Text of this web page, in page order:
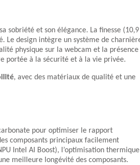
sobriété et son élégance. La finesse (10,9
design intègre un système de
physique sur la webcam et la présence
portée à la sécurité et à la vie privée.
, avec des matériaux de qualité et une
pour optimiser le rapport
composants principaux facilement
Intel AI Boost), l’optimisation thermique
meilleure longévité des composants.